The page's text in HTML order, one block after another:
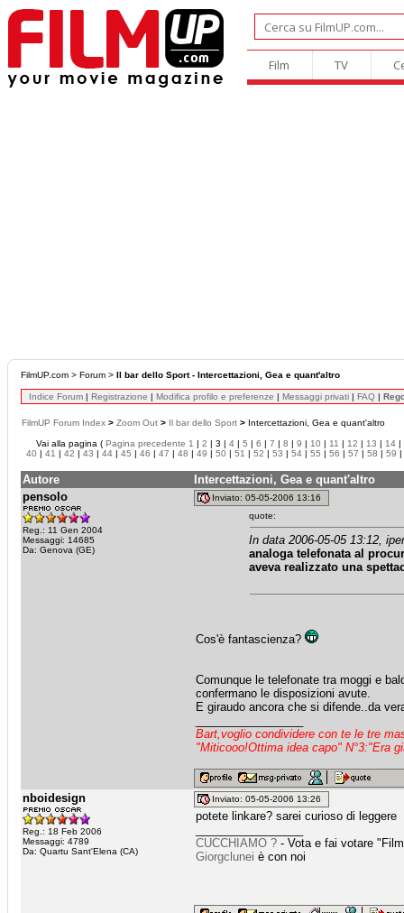
Film TV
FilmUP.com > Forum > Il bar dello Sport - Intercettazioni, Gea e quant'altro
Indice Forum | Registrazione | Modifica profilo e preferenze | Messaggi privati | FAQ |
FilmUP Forum Index > Zoom Out > Il bar dello Sport > Intercettazioni, Gea e quant'altro
Vai alla pagina ( Pagina precedente 1 | 2 | 3 | 4 | 5 | 6 | 7 | 8 | 9 | 10 | 11 | 12 | 13 | 14 |
40 | 41 | 42 | 43 | 44 | 45 | 46 | 47 | 48 | 49 | 50 | 51 | 52 | 53 | 54 | 55 | 56 | 57 | 58 | 59 |
Autore
Intercettazioni, Gea e quant'altro
pensolo
Reg.: 11 Gen 2004
Messaggi: 14685
Da: Genova (GE)
Inviato: 05-05-2006 13:16
quote:
In data 2006-05-05 13:12,
analoga telefonata al
aveva realizzato una
Cos'è fantascienza?
Comunque le telefonate tra moggi e
confermano le disposizioni avute.
E giraudo ancora che si difende..da
Bart,voglio condividere con te le tre
"Miticooo!Ottima idea capo" N°3:"Era
nboidesign
Reg.: 18 Feb 2006
Messaggi: 4789
Da: Quartu Sant'Elena (CA)
Inviato: 05-05-2006 13:26
potete linkare? sarei curioso di leggere
CUCCHIAMO ? - Vota e fai votare
Giorgclunei è con noi